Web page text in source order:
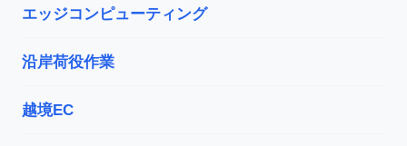
エッジコンピューティング
沿岸荷役作業
越境EC